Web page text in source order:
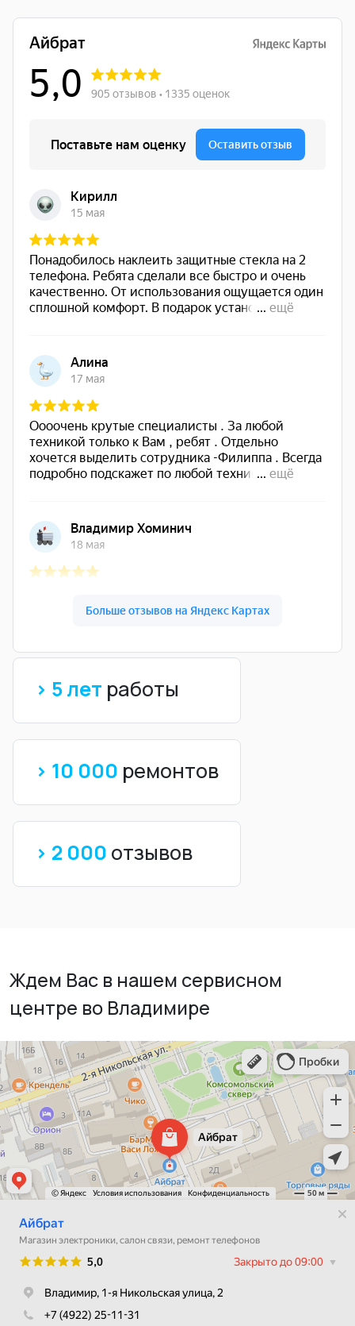
> 5 лет работы
> 10 000 ремонтов
> 2 000 отзывов
Ждем Вас в нашем сервисном
центре во Владимире